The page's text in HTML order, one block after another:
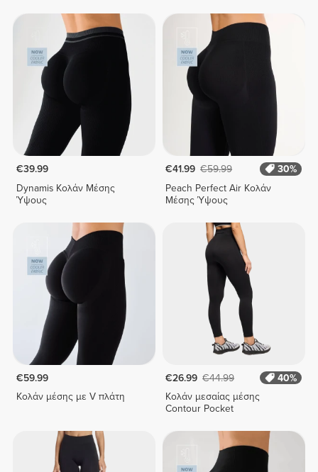
€39.99
Dynamis Κολάν Μέσης
Ύψους
€41.99 €59.99
30%
Peach Perfect Air Κολάν
Μέσης Ύψους
€59.99
Κολάν μέσης με V πλάτη
€26.99 €44.99
40%
Κολάν μεσαίας μέσης
Contour Pocket